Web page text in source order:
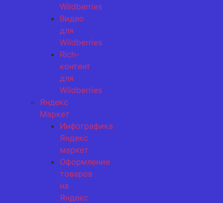
Wildberries
Видео
для
Wildberries
Rich-
контент
для
Wildberries
Яндекс
Маркет
Инфографика
Яндекс
маркет
Оформление
товаров
на
Яндекс